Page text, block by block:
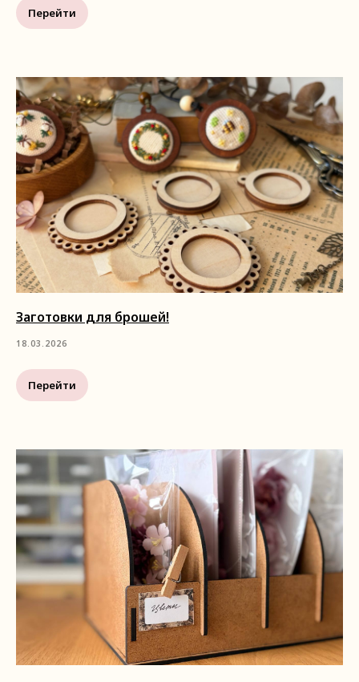
Перейти
Заготовки для брошей!
18.03.2026
Перейти